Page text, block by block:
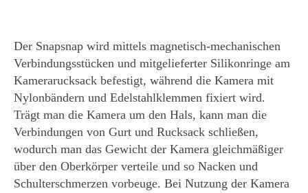
Der Snapsnap wird mittels magnetisch-mechanischen
Verbindungsstücken und mitgelieferter Silikonringe am
Kamerarucksack befestigt, während die Kamera mit
Nylonbändern und Edelstahlklemmen fixiert wird.
Trägt man die Kamera um den Hals, kann man die
Verbindungen von Gurt und Rucksack schließen,
wodurch man das Gewicht der Kamera gleichmäßiger
über den Oberkörper verteile und so Nacken und
Schulterschmerzen vorbeuge. Bei Nutzung der Kamera